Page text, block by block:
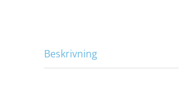
Beskrivning